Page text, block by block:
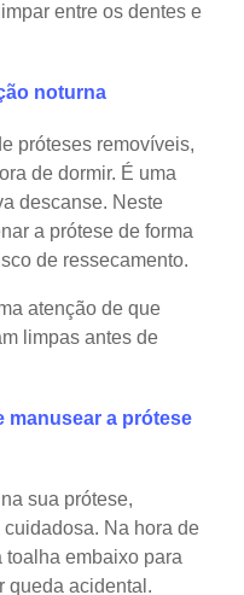
entre os dentes e
noturna
próteses removíveis,
de dormir. É uma
descanse. Neste
a prótese de forma
de ressecamento.
atenção de que
limpas antes de
manusear a prótese
sua prótese,
Na hora de
toalha embaixo para
queda acidental.